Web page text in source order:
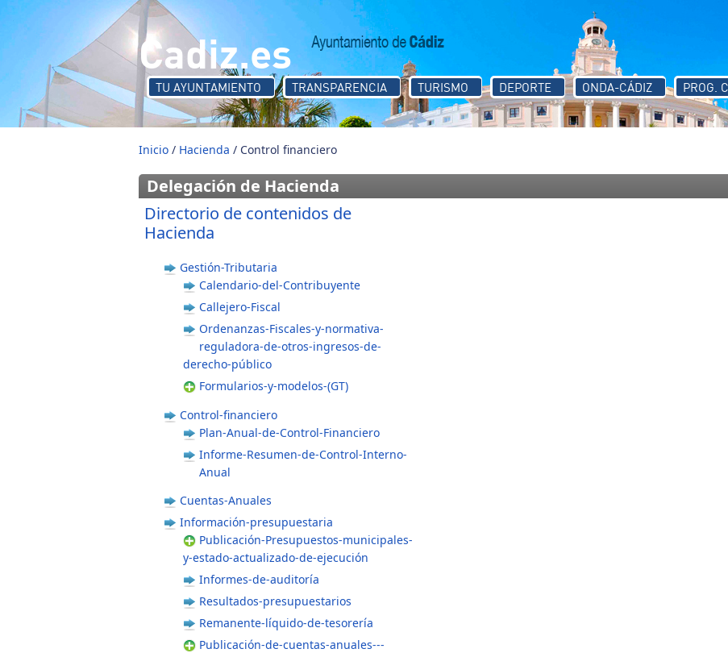
Pasar al contenido principal
Cadiz.es
TU AYUNTAMIENTO TRANSPARENCIA TURISMO DEPORTE ONDA-CÁDIZ PROG.
Inicio / Hacienda / Control financiero
Delegación de Hacienda
Directorio de contenidos de
Hacienda
Gestión-Tributaria
Calendario-del-Contribuyente
Callejero-Fiscal
Ordenanzas-Fiscales-y-normativa-
reguladora-de-otros-ingresos-de-
derecho-público
Formularios-y-modelos-(GT)
Control-financiero
Plan-Anual-de-Control-Financiero
Informe-Resumen-de-Control-Interno-
Anual
Cuentas-Anuales
Información-presupuestaria
Publicación-Presupuestos-municipales-
y-estado-actualizado-de-ejecución
Informes-de-auditoría
Resultados-presupuestarios
Remanente-líquido-de-tesorería
Publicación-de-cuentas-anuales---